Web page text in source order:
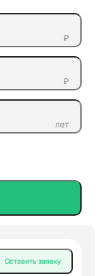
₽
₽
лет
Оставить заявку